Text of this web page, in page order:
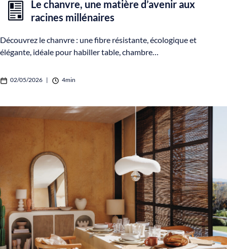
Le chanvre, une matière d’avenir aux
racines millénaires
Découvrez le chanvre : une fibre résistante, écologique et
élégante, idéale pour habiller table, chambre…
02/05/2026 | 4min